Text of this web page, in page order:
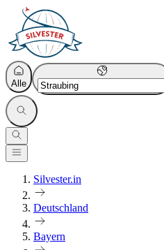
Alle
Silvester.in
Deutschland
Bayern